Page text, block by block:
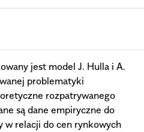
jest model J. Hulla i A.
problematyki
rozpatrywanego
są dane empiryczne do
w relacji do cen rynkowych